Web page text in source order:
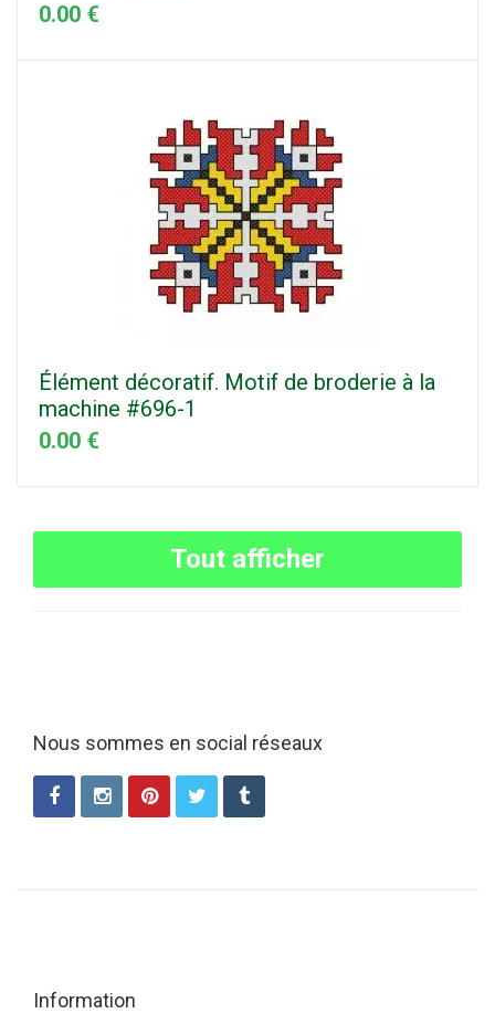
0.00 €
Élément décoratif. Motif de broderie à la
machine #696-1
0.00 €
Tout afficher
Nous sommes en social réseaux
Information